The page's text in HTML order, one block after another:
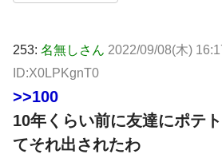
253: 名無しさん 2022/09/08(木)
ID:X0LPKgnT0
>>100
10年くらい前に友達にポテ
てそれ出されたわ